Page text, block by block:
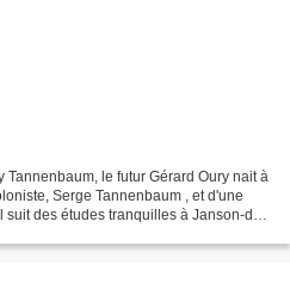
Tannenbaum, le futur Gérard Oury nait à
Serge Tannenbaum , et d'une
suit des études tranquilles à Janson-de-